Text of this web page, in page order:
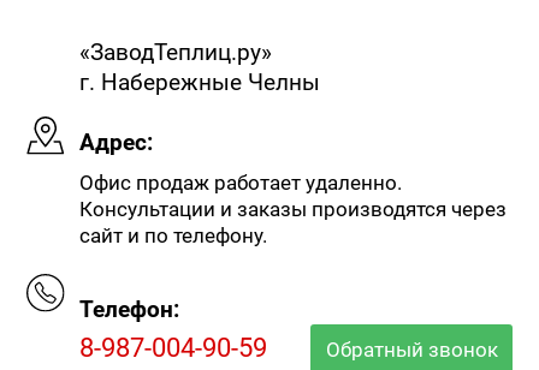
«ЗаводТеплиц.ру»
г. Набережные Челны
Адрес:
Офис продаж работает удаленно.
Консультации и заказы производятся через
сайт и по телефону.
Телефон:
8-987-004-90-59 Обратный звонок